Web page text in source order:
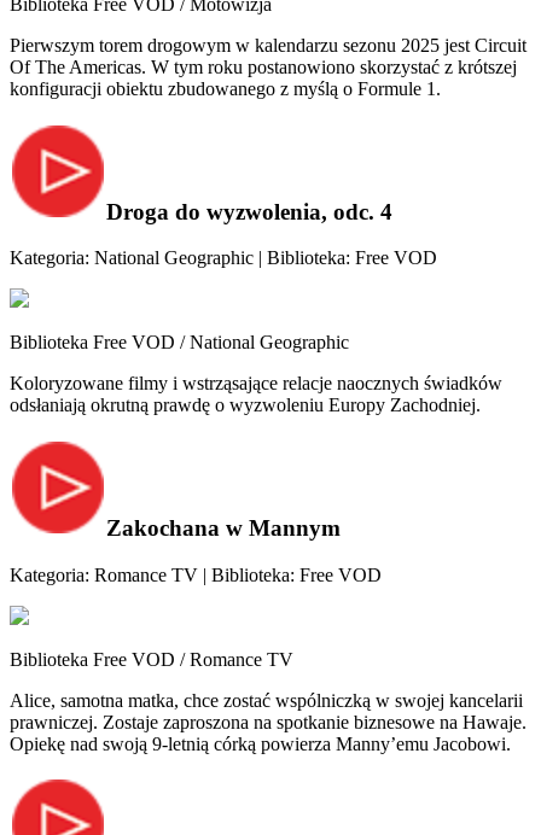
Pierwszym torem drogowym w kalendarzu sezonu 2025 jest Circuit
Of The Americas. W tym roku postanowiono skorzystać z krótszej
konfiguracji obiektu zbudowanego z myślą o Formule 1.
Droga do wyzwolenia, odc. 4
Kategoria: National Geographic | Biblioteka: Free VOD
Biblioteka Free VOD / National Geographic
Koloryzowane filmy i wstrząsające relacje naocznych świadków
odsłaniają okrutną prawdę o wyzwoleniu Europy Zachodniej.
Zakochana w Mannym
Kategoria: Romance TV | Biblioteka: Free VOD
Biblioteka Free VOD / Romance TV
Alice, samotna matka, chce zostać wspólniczką w swojej kancelarii
prawniczej. Zostaje zaproszona na spotkanie biznesowe na Hawaje.
Opiekę nad swoją 9-letnią córką powierza Manny’emu Jacobowi.